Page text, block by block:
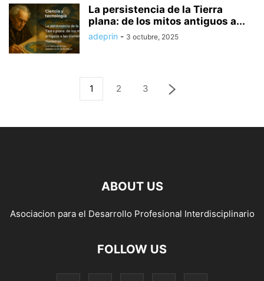
La persistencia de la Tierra
plana: de los mitos antiguos a...
adeprin - 3 octubre, 2025
1 2 3
ABOUT US
Asociacion para el Desarrollo Profesional Interdisciplinario
FOLLOW US